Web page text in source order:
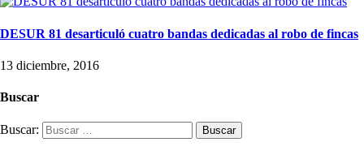
DESUR 81 desarticuló cuatro bandas dedicadas al robo de fincas
13 diciembre, 2016
Buscar
Buscar: